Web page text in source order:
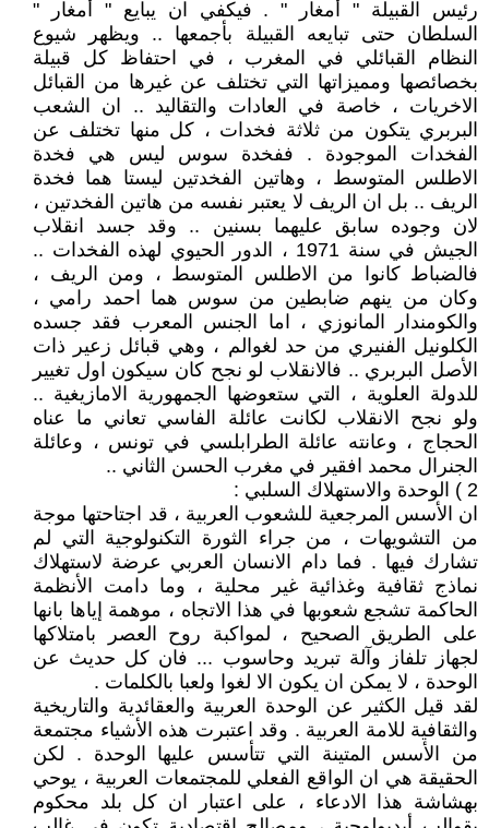
رئيس القبيلة " أمغار " . فيكفي ان يبايع " أمغار "
السلطان حتى تبايعه القبيلة بأجمعها .. ويظهر شيوع
النظام القبائلي في المغرب ، في احتفاظ كل قبيلة
بخصائصها ومميزاتها التي تختلف عن غيرها من القبائل
الاخريات ، خاصة في العادات والتقاليد .. ان الشعب
البربري يتكون من ثلاثة فخدات ، كل منها تختلف عن
الفخدات الموجودة . ففخدة سوس ليس هي فخدة
الاطلس المتوسط ، وهاتين الفخدتين ليستا هما فخدة
الريف .. بل ان الريف لا يعتبر نفسه من هاتين الفخدتين ،
لان وجوده سابق عليهما بسنين .. وقد جسد انقلاب
الجيش في سنة 1971 ، الدور الحيوي لهذه الفخدات ..
فالضباط كانوا من الاطلس المتوسط ، ومن الريف ،
وكان من ينهم ضابطين من سوس هما احمد رامي ،
والكومندار المانوزي ، اما الجنس المعرب فقد جسده
الكلونيل الفنيري من حد لغوالم ، وهي قبائل زعير ذات
الأصل البربري .. فالانقلاب لو نجح كان سيكون اول تغيير
للدولة العلوية ، التي ستعوضها الجمهورية الامازيغية ..
ولو نجح الانقلاب لكانت عائلة الفاسي تعاني ما عناه
الحجاج ، وعانته عائلة الطرابلسي في تونس ، وعائلة
الجنرال محمد افقير في مغرب الحسن الثاني ..
2 ) الوحدة والاستهلاك السلبي :
ان الأسس المرجعية للشعوب العربية ، قد اجتاحتها موجة
من التشويهات ، من جراء الثورة التكنولوجية التي لم
تشارك فيها . فما دام الانسان العربي عرضة لاستهلاك
نماذج ثقافية وغذائية غير محلية ، وما دامت الأنظمة
الحاكمة تشجع شعوبها في هذا الاتجاه ، موهمة إياها بانها
على الطريق الصحيح ، لمواكبة روح العصر بامتلاكها
لجهاز تلفاز وآلة تبريد وحاسوب ... فان كل حديث عن
الوحدة ، لا يمكن ان يكون الا لغوا ولعبا بالكلمات .
لقد قيل الكثير عن الوحدة العربية والعقائدية والتاريخية
والثقافية للامة العربية . وقد اعتبرت هذه الأشياء مجتمعة
من الأسس المتينة التي تتأسس عليها الوحدة . لكن
الحقيقة هي ان الواقع الفعلي للمجتمعات العربية ، يوحي
بهشاشة هذا الادعاء ، على اعتبار ان كل بلد محكوم